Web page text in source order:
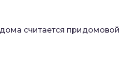
считается придомовой